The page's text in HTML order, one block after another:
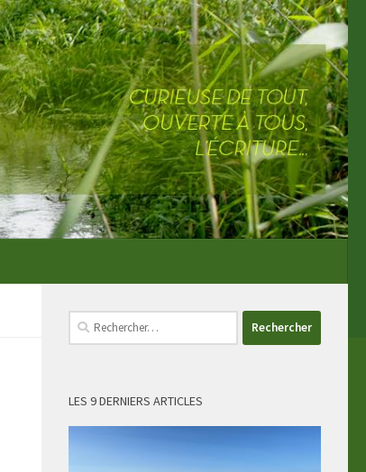
Rechercher :
LES 9 DERNIERS ARTICLES